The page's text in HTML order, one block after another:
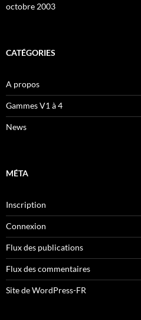
octobre 2003
CATÉGORIES
A propos
Gammes V1 à 4
News
MÉTA
Inscription
Connexion
Flux des publications
Flux des commentaires
Site de WordPress-FR